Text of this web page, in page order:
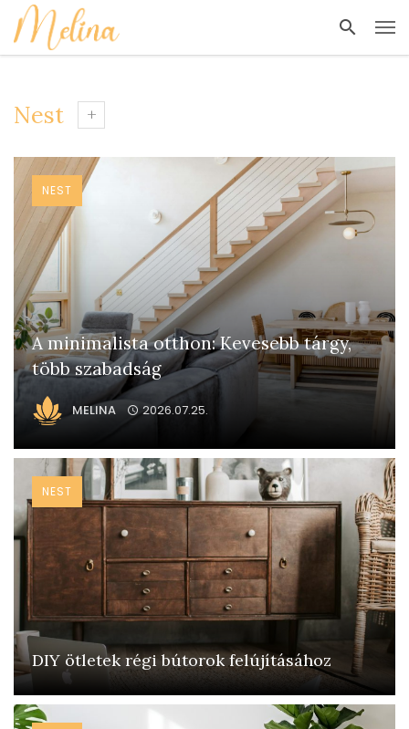
Nest
A minimalista otthon: Kevesebb tárgy,
több szabadság
MELINA 2026.07.25.
NEST
DIY ötletek régi bútorok felújításához
NEST